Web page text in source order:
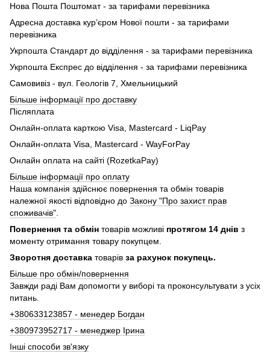
Нова Пошта Поштомат - за тарифами перевізника
Адресна доставка кур’єром Нової пошти - за тарифами
перевізника
Укрпошта Стандарт до відділення - за тарифами перевізника
Укрпошта Експрес до відділення - за тарифами перевізника
Самовивіз - вул. Геологів 7, Хмельницький
Більше інформації про доставку
Післяплата
Онлайн-оплата карткою Visa, Mastercard - LiqPay
Онлайн-оплата Visa, Mastercard - WayForPay
Онлайн оплата на сайті (RozetkaPay)
Більше інформації про оплату
Наша компанія здійснює повернення та обмін товарів
належної якості відповідно до Закону "Про захист прав
споживачів"
Повернення та обмін товарів можливі протягом 14 днів з
моменту отримання товару покупцем.
Зворотня доставка товарів за рахунок покупець.
Більше про обмін/повернення
Завжди раді Вам допомогти у виборі та проконсультувати з усіх
питань.
+380633123857 - менедер Богдан
+380973952717 - менеджер Ірина
Інші способи зв'язку